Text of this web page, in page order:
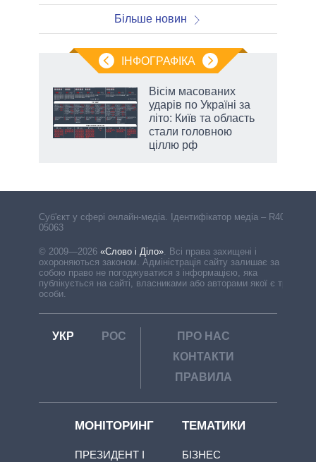
Більше новин
ІНФОГРАФІКА
Вісім масованих
ударів по Україні за
літо: Київ та область
стали головною
ціллю рф
Cуб'єкт у сфері онлайн-медіа. Ідентифікатор медіа – R40-
05063
© 2009—2026 «Слово і Діло». Всі права захищені і
охороняються законом. Адміністрація сайту залишає за
собою право не погоджуватися з інформацією, яка
публікується на сайті, власниками або авторами якої є треті
особи.
УКР РОС
ПРО НАС
КОНТАКТИ
ПРАВИЛА
МОНІТОРИНГ
ПРЕЗИДЕНТ І
ТЕМАТИКИ
БІЗНЕС